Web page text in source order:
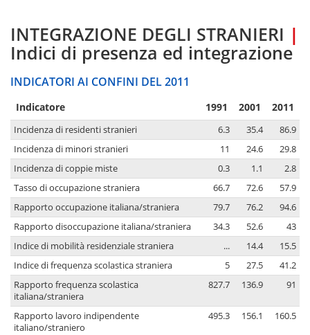
INTEGRAZIONE DEGLI STRANIERI |
Indici di presenza ed integrazione
INDICATORI AI CONFINI DEL 2011
Indicatore 1991 2001 2011
Incidenza di residenti stranieri 6.3 35.4
86.9
Incidenza di minori stranieri
11 24.6
29.8
Incidenza di coppie miste
0.3 1.1
2.8
Tasso di occupazione straniera
66.7 72.6
57.9
Rapporto occupazione italiana/straniera
79.7 76.2
94.6
Rapporto disoccupazione italiana/straniera
34.3 52.6
43
Indice di mobilità residenziale straniera
... 14.4
15.5
Indice di frequenza scolastica straniera
5 27.5
41.2
Rapporto frequenza scolastica
italiana/straniera
827.7 136.9 91
Rapporto lavoro indipendente
italiano/straniero
495.3 156.1 160.5